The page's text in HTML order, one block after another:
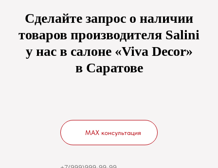
Сделайте запрос о наличии
товаров производителя Salini
у нас в салоне «Viva Decor»
в Саратове
MAX консультация